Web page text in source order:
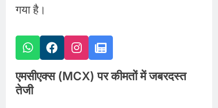
गया है।
एमसीएक्स (MCX) पर कीमतों में जबरदस्त
तेजी